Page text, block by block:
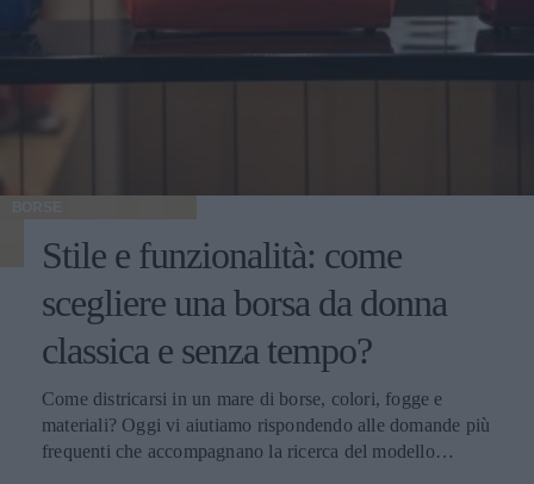
BORSE
Stile e funzionalità: come
scegliere una borsa da donna
classica e senza tempo?
Come districarsi in un mare di borse, colori, fogge e
materiali? Oggi vi aiutiamo rispondendo alle domande più
frequenti che accompagnano la ricerca del modello